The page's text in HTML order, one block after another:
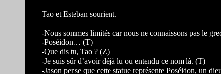
Tao et Esteban sourient.
-Nous sommes limités car nous ne connaissons pas le
-Poséidon… (T)
-Que dis tu, Tao ? (Z)
-Je suis sûr d’avoir déjà lu ou entendu ce nom là. (T)
-Jason pense que cette statue représente Poséidon, un